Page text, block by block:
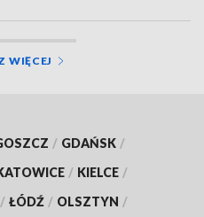
WIĘCEJ
/ GDAŃSK /
/ KIELCE /
/ ŁÓDŹ / OLSZTYN /